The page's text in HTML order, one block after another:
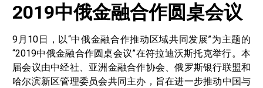
2019中俄金融合作圆桌会议
9月10日，以“中俄金融合作推动区域共同发展”为主题的
“2019中俄金融合作圆桌会议”在符拉迪沃斯托克举行。本
届会议由中经社、亚洲金融合作协会、俄罗斯银行联盟和
哈尔滨新区管理委员会共同主办，旨在进一步推动中国与